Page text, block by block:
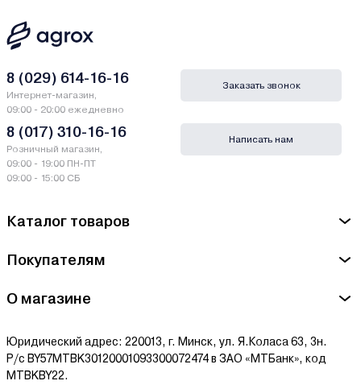
Каталог товаров
Покупателям
О магазине
Юридический адрес: 220013, г. Минск, ул. Я.Коласа 63, 3н.
Р/с BY57MTBK30120001093300072474 в ЗАО «МТБанк», код
MTBKBY22.
8 (029) 614-16-16
Интернет-магазин,
09:00 - 20:00 ежедневно
8 (017) 310-16-16
Розничный магазин,
09:00 - 19:00 ПН-ПТ
09:00 - 15:00 СБ
Заказать звонок
Написать нам